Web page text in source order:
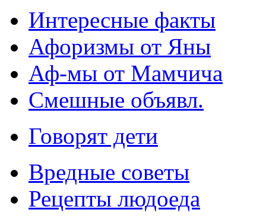
Интересные факты
Афоризмы от Яны
Аф-мы от Мамчича
Смешные объявл.
Говорят дети
Вредные советы
Рецепты людоеда